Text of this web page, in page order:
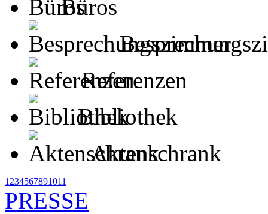
Büros
Referenzen
Bibliothek
Aktenschrank
1 234567891011
PRESSE